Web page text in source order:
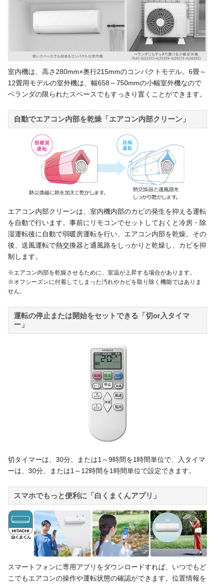
室内機は、高さ280mm×奥行215mmのコンパクトモデル。6畳～
12畳用モデルの室外機は、幅658～750mmの小幅室外機なので
ベランダの限られたスペースでもすっきり置くことができます。
自動でエアコン内部を乾燥「エアコン内部クリーン」
エアコン内部クリーンは、室内機内部のカビの発生を抑える運転
を自動で行います。事前にリモコンでセットしておくと冷房・除
湿運転後に自動で弱暖房運転を行い、エアコン内部を乾燥。その
後、送風運転で熱交換器と通風路をしっかりと乾燥し、カビを抑
制します。
※エアコン内部を乾燥させるために、室温が上昇する場合があります。
※オフシーズンに付着してしまった汚れやカビを取り除く機能ではありま
せん。
運転の停止または開始をセットできる「切or入タイマ
ー」
切タイマーは、30分、または1～9時間を1時間単位で、入タイマ
ーは、30分、または1～12時間を1時間単位で設定できます。
スマホでもっと便利に「白くまくんアプリ」
スマートフォンに専用アプリをダウンロードすれば、いつでもど
こでもエアコンの操作や運転状態の確認ができます。位置情報を